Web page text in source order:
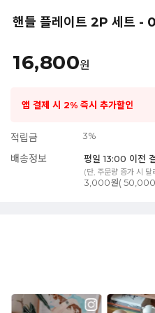
핸들 플레이트 2P 세트 -
16,800원
앱 결제 시 2% 즉시 추가할인
적립금 3%
배송정보 평일 13:00 이전
(단, 주문량 증가 시 달
3,000원( 50,000